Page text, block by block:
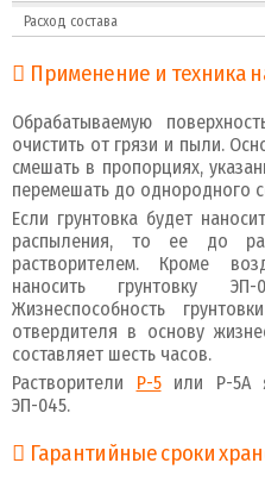
Расход состава
Применение и техника
Обрабатываемую
очистить от грязи и пыли.
смешать в пропорциях,
перемешать до однородного
Если грунтовка будет
распыления, то ее до
растворителем. Кроме
наносить грунтовку
Жизнеспособность
отвердителя в основу
составляет шесть часов.
Растворители Р-5или Р-5А
ЭП-045.
Гарантийные сроки